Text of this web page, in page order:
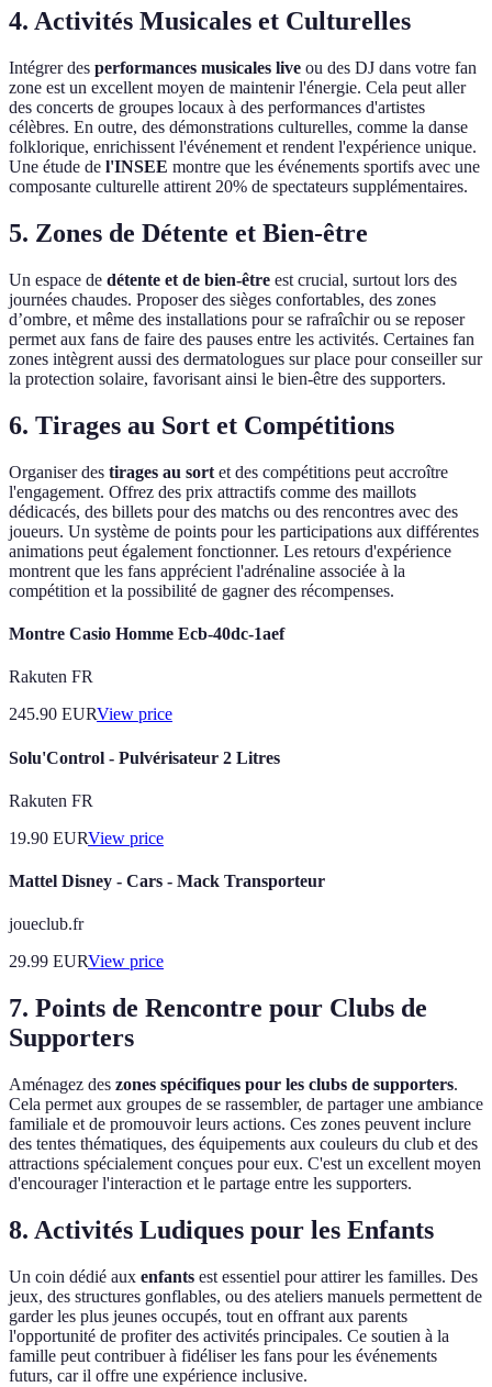
4. Activités Musicales et Culturelles
Intégrer des performances musicales live ou des DJ dans votre fan
zone est un excellent moyen de maintenir l'énergie. Cela peut aller
des concerts de groupes locaux à des performances d'artistes
célèbres. En outre, des démonstrations culturelles, comme la danse
folklorique, enrichissent l'événement et rendent l'expérience unique.
Une étude de l'INSEE montre que les événements sportifs avec une
composante culturelle attirent 20% de spectateurs supplémentaires.
5. Zones de Détente et Bien-être
Un espace de détente et de bien-être est crucial, surtout lors des
journées chaudes. Proposer des sièges confortables, des zones
d’ombre, et même des installations pour se rafraîchir ou se reposer
permet aux fans de faire des pauses entre les activités. Certaines fan
zones intègrent aussi des dermatologues sur place pour conseiller sur
la protection solaire, favorisant ainsi le bien-être des supporters.
6. Tirages au Sort et Compétitions
Organiser des tirages au sort et des compétitions peut accroître
l'engagement. Offrez des prix attractifs comme des maillots
dédicacés, des billets pour des matchs ou des rencontres avec des
joueurs. Un système de points pour les participations aux différentes
animations peut également fonctionner. Les retours d'expérience
montrent que les fans apprécient l'adrénaline associée à la
compétition et la possibilité de gagner des récompenses.
Montre Casio Homme Ecb-40dc-1aef
Rakuten FR
245.90 EURView price
Solu'Control - Pulvérisateur 2 Litres
Rakuten FR
19.90 EURView price
Mattel Disney - Cars - Mack Transporteur
joueclub.fr
29.99 EURView price
7. Points de Rencontre pour Clubs de
Supporters
Aménagez des zones spécifiques pour les clubs de supporters.
Cela permet aux groupes de se rassembler, de partager une ambiance
familiale et de promouvoir leurs actions. Ces zones peuvent inclure
des tentes thématiques, des équipements aux couleurs du club et des
attractions spécialement conçues pour eux. C'est un excellent moyen
d'encourager l'interaction et le partage entre les supporters.
8. Activités Ludiques pour les Enfants
Un coin dédié aux enfants est essentiel pour attirer les familles. Des
jeux, des structures gonflables, ou des ateliers manuels permettent de
garder les plus jeunes occupés, tout en offrant aux parents
l'opportunité de profiter des activités principales. Ce soutien à la
famille peut contribuer à fidéliser les fans pour les événements
futurs, car il offre une expérience inclusive.